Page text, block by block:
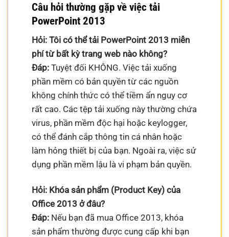
Câu hỏi thường gặp về việc tải
PowerPoint 2013
Hỏi: Tôi có thể tải PowerPoint 2013 miễn
phí từ bất kỳ trang web nào không?
Đáp: Tuyệt đối KHÔNG. Việc tải xuống
phần mềm có bản quyền từ các nguồn
không chính thức có thể tiềm ẩn nguy cơ
rất cao. Các tệp tải xuống này thường chứa
virus, phần mềm độc hại hoặc keylogger,
có thể đánh cắp thông tin cá nhân hoặc
làm hỏng thiết bị của bạn. Ngoài ra, việc sử
dụng phần mềm lậu là vi phạm bản quyền.
Hỏi: Khóa sản phẩm (Product Key) của
Office 2013 ở đâu?
Đáp: Nếu bạn đã mua Office 2013, khóa
sản phẩm thường được cung cấp khi bạn